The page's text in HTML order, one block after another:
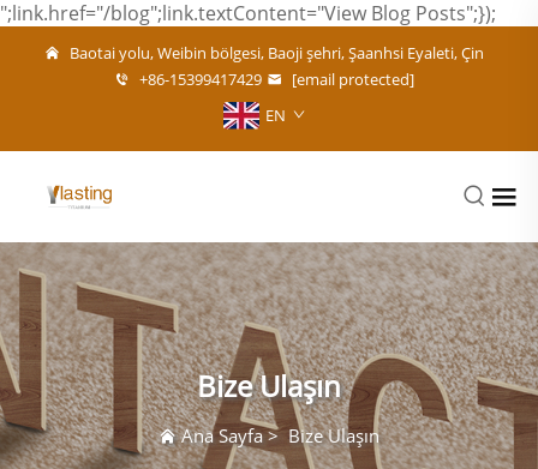
";link.href="/blog";link.textContent="View Blog Posts";});
Baotai yolu, Weibin bölgesi, Baoji şehri, Şaanhsi Eyaleti, Çin
+86-15399417429
[email protected]
EN
Bize Ulaşın
Ana Sayfa>Bize Ulaşın